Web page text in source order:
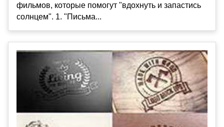
фильмов, которые помогут "вдохнуть и запастись
солнцем". 1. "Письма...